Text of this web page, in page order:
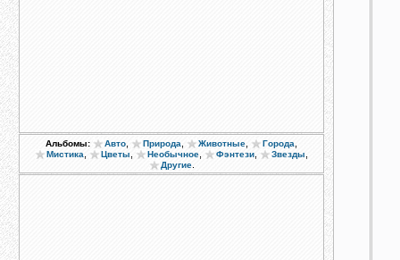
Альбомы: Авто Природа Животные Города
Мистика Цветы Необычное Фэнтези Звезды
Другие.